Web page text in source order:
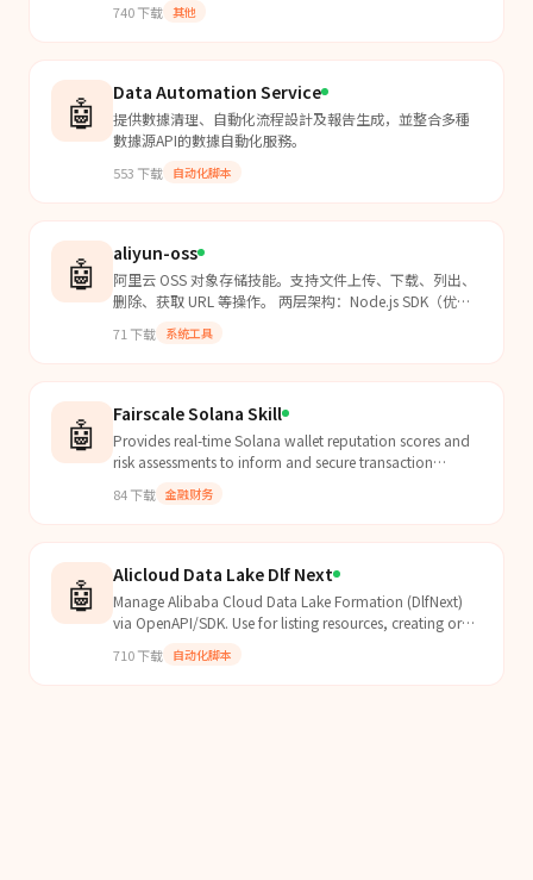
methods
740下载 其他
🤖 Data Automation Service
提供數據清理、自動化流程設計及報告生成，並整合多種
數據源API的數據自動化服務。
553 下载 自动化脚本
🤖 aliyun-oss
阿里云 OSS 对象存储技能。支持文件上传、下载、列出、
删除、获取 URL 等操作。 两层架构：Node.js SDK（优
71 下载 系统工具
🤖 Fairscale Solana Skill
Provides real-time Solana wallet reputation scores and
risk assessments to inform and secure transaction
84下载 金融财务
🤖 Alicloud Data Lake Dlf Next
Manage Alibaba Cloud Data Lake Formation (DlfNext)
via OpenAPI/SDK. Use for listing resources, creating or
troubleshooting workflows for this product.
710下载 自动化脚本